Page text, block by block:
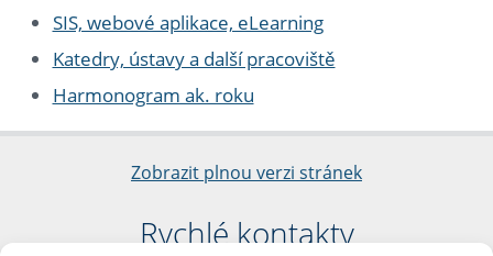
SIS, webové aplikace, eLearning
Katedry, ústavy a další pracoviště
Harmonogram ak. roku
Zobrazit plnou verzi stránek
Rychlé kontakty